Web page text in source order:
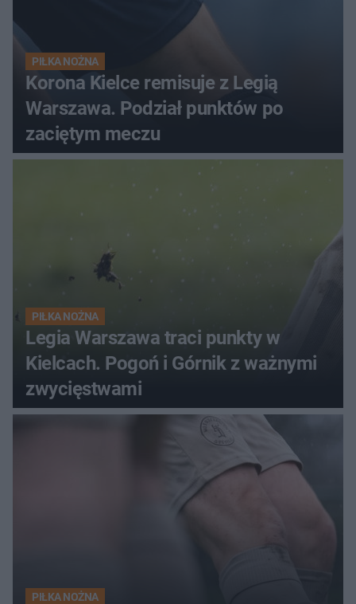
PIŁKA NOŻNA
Korona Kielce remisuje z Legią
Warszawa. Podział punktów po
zaciętym meczu
PIŁKA NOŻNA
Legia Warszawa traci punkty w
Kielcach. Pogoń i Górnik z ważnymi
zwycięstwami
PIŁKA NOŻNA